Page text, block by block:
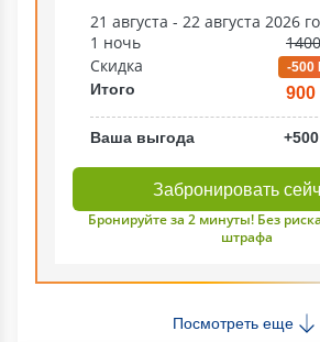
21 августа - 22 августа 2026
1 ночь
1400
Скидка
-500
Итого 900
Ваша выгода
Забронировать
Бронируйте за 2 минуты! Без
штрафа
Посмотреть еще